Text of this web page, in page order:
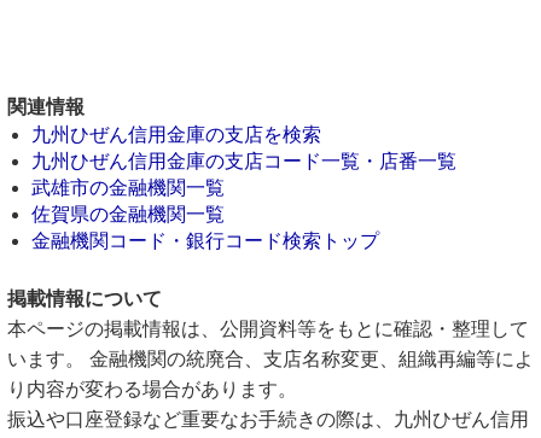
関連情報
九州ひぜん信用金庫の支店を検索
九州ひぜん信用金庫の支店コード一覧・店番一覧
武雄市の金融機関一覧
佐賀県の金融機関一覧
金融機関コード・銀行コード検索トップ
掲載情報について
本ページの掲載情報は、公開資料等をもとに確認・整理して
います。 金融機関の統廃合、支店名称変更、組織再編等によ
り内容が変わる場合があります。
振込や口座登録など重要なお手続きの際は、九州ひぜん信用